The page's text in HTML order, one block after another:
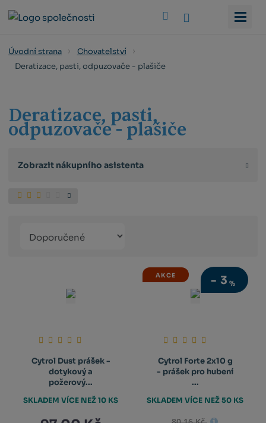
Úvodní strana
Chovatelství
Deratizace, pasti, odpuzovače - plašiče
Deratizace, pasti,
odpuzovače - plašiče
Zobrazit nákupního asistenta
produktů
Cytrol Dust prášek -
dotykový a
požerový...
SKLADEM VÍCE NEŽ 10 KS
- 3%
AKCE
Cytrol Forte 2x10 g
- prášek pro hubení
...
SKLADEM VÍCE NEŽ 50 KS